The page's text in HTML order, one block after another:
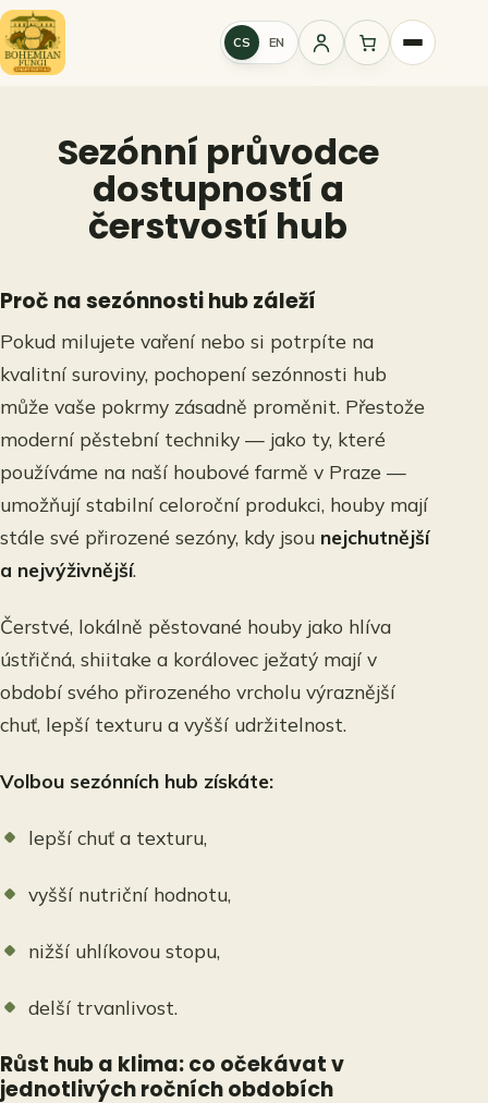
Přeskočit
na
obsah
CS EN
Přihlášení
Sezónní průvodce
dostupností a
čerstvostí hub
Proč na sezónnosti hub záleží
Pokud milujete vaření nebo si potrpíte na
kvalitní suroviny, pochopení sezónnosti hub
může vaše pokrmy zásadně proměnit. Přestože
moderní pěstební techniky — jako ty, které
používáme na naší houbové farmě v Praze —
umožňují stabilní celoroční produkci, houby mají
stále své přirozené sezóny, kdy jsou nejchutnější
a nejvýživnější.
Čerstvé, lokálně pěstované houby jako hlíva
ústřičná, shiitake a korálovec ježatý mají v
období svého přirozeného vrcholu výraznější
chuť, lepší texturu a vyšší udržitelnost.
Volbou sezónních hub získáte:
lepší chuť a texturu,
vyšší nutriční hodnotu,
nižší uhlíkovou stopu,
delší trvanlivost.
Růst hub a klima: co očekávat v
jednotlivých ročních obdobích